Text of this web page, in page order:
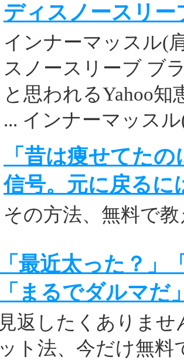
ディスノースリー
インナーマッスル(
スノースリーブ ブ
と思われるYahoo
... インナーマッス
「昔は痩せてた
信号。元に戻るに
その方法、無料で
「最近太った？
「まるでダルマだ
見返したくありま
ット法、今だけ無料